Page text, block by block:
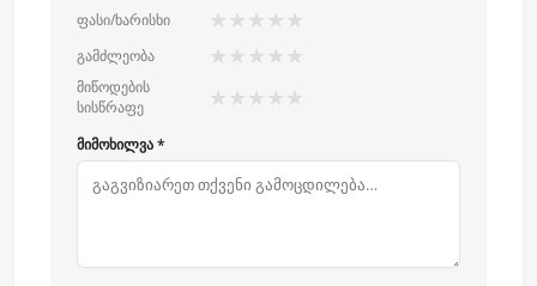
ფასი/ხარისხი
★ ★ ★ ★ ★
გამძლეობა ★ ★ ★ ★ ★
მიწოდების
სისწრაფე
★ ★ ★ ★ ★
მიმოხილვა *